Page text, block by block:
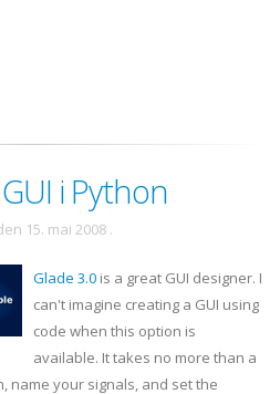
i Python
15. mai 2008 .
Glade 3.0 is a great GUI designer. I
can't imagine creating a GUI using
code when this option is
available. It takes no more than a
name your signals, and set the